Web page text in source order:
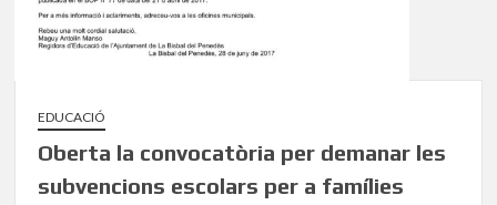
EDUCACIÓ
Oberta la convocatòria per demanar les
subvencions escolars per a famílies